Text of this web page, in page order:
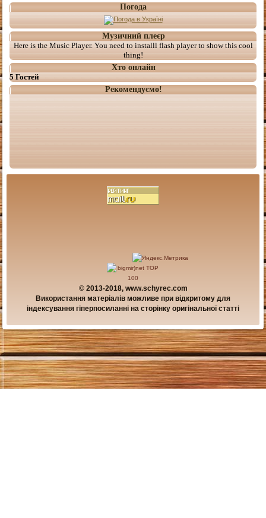
Погода
Музичний плеєр
Here is the Music Player. You need to installl flash player to show this cool
thing!
Хто онлайн
5 Гостей
Рекомендуємо!
© 2013-2018, www.schyrec.com
Використання матеріалів можливе при відкритому для
індексування гіперпосиланні на сторінку оригінальної статті